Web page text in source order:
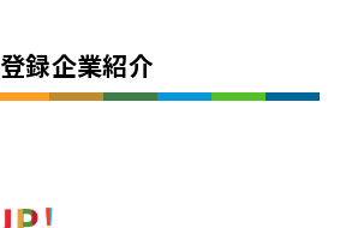
登録企業紹介